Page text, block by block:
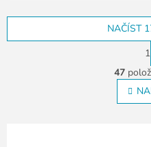
NAČÍST
1
47